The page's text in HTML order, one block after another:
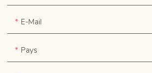
E-Mail
Pays